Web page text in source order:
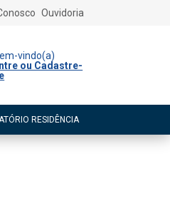
Ouvidoria
Bem-vindo(a)
ou Cadastre-
RESIDÊNCIA